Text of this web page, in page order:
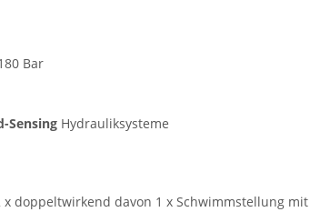
Bar
Sensing Hydrauliksysteme
doppeltwirkend davon 1 x Schwimmstellung mit